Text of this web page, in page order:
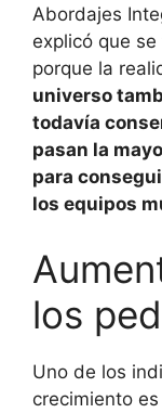
Abordajes
explicó que
porque la
universo
todavía
pasan la
para
los equipos
los
Uno de los
crecimiento